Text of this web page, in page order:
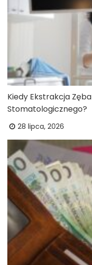
Kiedy Ekstrakcja
Stomatologicznego?
28 lipca, 2026